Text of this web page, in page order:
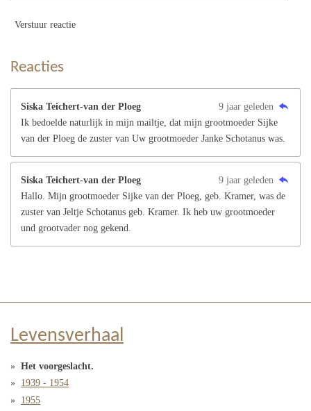
Verstuur reactie
Reacties
Siska Teichert-van der Ploeg
9 jaar geleden
Ik bedoelde naturlijk in mijn mailtje, dat mijn grootmoeder Sijke
van der Ploeg de zuster van Uw grootmoeder Janke Schotanus was.
Siska Teichert-van der Ploeg
9 jaar geleden
Hallo. Mijn grootmoeder Sijke van der Ploeg, geb. Kramer, was de
zuster van Jeltje Schotanus geb. Kramer. Ik heb uw grootmoeder
und grootvader nog gekend.
Levensverhaal
Het voorgeslacht.
1939 - 1954
1955